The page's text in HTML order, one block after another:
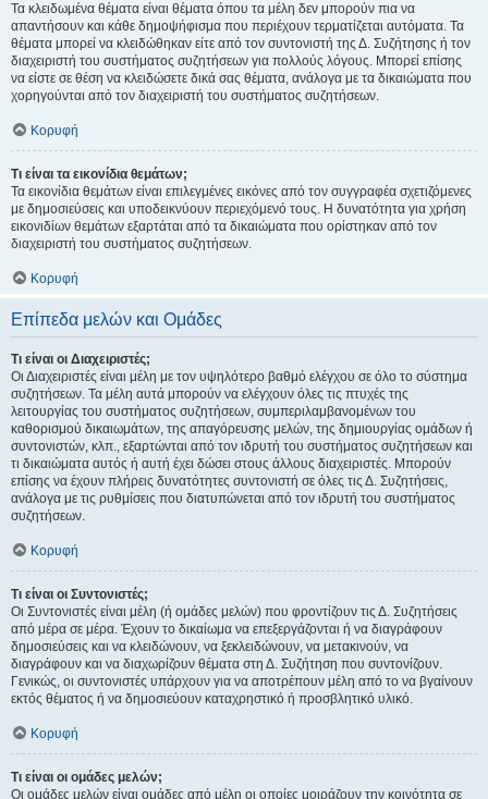
Τα κλειδωμένα θέματα είναι θέματα όπου τα μέλη δεν μπορούν πια να
απαντήσουν και κάθε δημοψήφισμα που περιέχουν τερματίζεται αυτόματα. Τα
θέματα μπορεί να κλειδώθηκαν είτε από τον συντονιστή της Δ. Συζήτησης ή τον
διαχειριστή του συστήματος συζητήσεων για πολλούς λόγους. Μπορεί επίσης
να είστε σε θέση να κλειδώσετε δικά σας θέματα, ανάλογα με τα δικαιώματα που
χορηγούνται από τον διαχειριστή του συστήματος συζητήσεων.
Κορυφή
Τι είναι τα εικονίδια θεμάτων;
Τα εικονίδια θεμάτων είναι επιλεγμένες εικόνες από τον συγγραφέα σχετιζόμενες
με δημοσιεύσεις και υποδεικνύουν περιεχόμενό τους. Η δυνατότητα για χρήση
εικονιδίων θεμάτων εξαρτάται από τα δικαιώματα που ορίστηκαν από τον
διαχειριστή του συστήματος συζητήσεων.
Κορυφή
Επίπεδα μελών και Ομάδες
Τι είναι οι Διαχειριστές;
Οι Διαχειριστές είναι μέλη με τον υψηλότερο βαθμό ελέγχου σε όλο το σύστημα
συζητήσεων. Τα μέλη αυτά μπορούν να ελέγχουν όλες τις πτυχές της
λειτουργίας του συστήματος συζητήσεων, συμπεριλαμβανομένων του
καθορισμού δικαιωμάτων, της απαγόρευσης μελών, της δημιουργίας ομάδων ή
συντονιστών, κλπ., εξαρτώνται από τον ιδρυτή του συστήματος συζητήσεων και
τι δικαιώματα αυτός ή αυτή έχει δώσει στους άλλους διαχειριστές. Μπορούν
επίσης να έχουν πλήρεις δυνατότητες συντονιστή σε όλες τις Δ. Συζητήσεις,
ανάλογα με τις ρυθμίσεις που διατυπώνεται από τον ιδρυτή του συστήματος
συζητήσεων.
Κορυφή
Τι είναι οι Συντονιστές;
Οι Συντονιστές είναι μέλη (ή ομάδες μελών) που φροντίζουν τις Δ. Συζητήσεις
από μέρα σε μέρα. Έχουν το δικαίωμα να επεξεργάζονται ή να διαγράφουν
δημοσιεύσεις και να κλειδώνουν, να ξεκλειδώνουν, να μετακινούν, να
διαγράφουν και να διαχωρίζουν θέματα στη Δ. Συζήτηση που συντονίζουν.
Γενικώς, οι συντονιστές υπάρχουν για να αποτρέπουν μέλη από το να βγαίνουν
εκτός θέματος ή να δημοσιεύουν καταχρηστικό ή προσβλητικό υλικό.
Κορυφή
Τι είναι οι ομάδες μελών;
Οι ομάδες μελών είναι ομάδες από μέλη οι οποίες μοιράζουν την κοινότητα σε